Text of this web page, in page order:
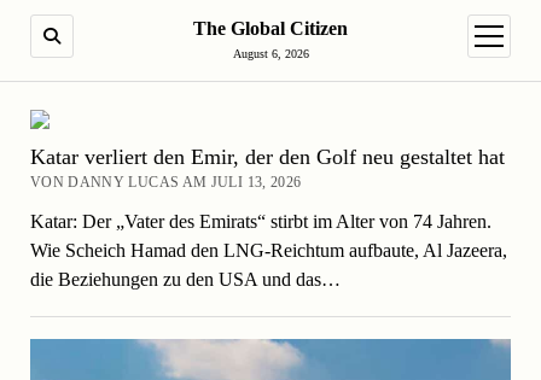
The Global Citizen
August 6, 2026
Menü
Katar verliert den Emir, der den Golf neu gestaltet hat
VON DANNY LUCAS AM JULI 13, 2026
Katar: Der „Vater des Emirats“ stirbt im Alter von 74 Jahren.
Wie Scheich Hamad den LNG-Reichtum aufbaute, Al Jazeera,
die Beziehungen zu den USA und das…